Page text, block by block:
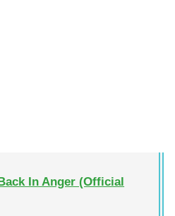
In Anger (Official